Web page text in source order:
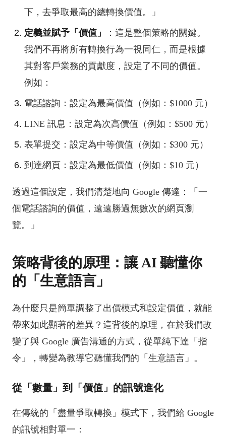
下，去爭取最高的總轉換價值。」
定義並賦予「價值」
：這是整個策略的關鍵。
我們不再將所有轉換行為一視同仁，而是根據
其對客戶業務的貢獻度，設定了不同的價值。
例如：
電話諮詢：設定為最高價值（例如：$1000 元）
LINE 訊息：設定為次高價值（例如：$500 元）
表單提交：設定為中等價值（例如：$300 元）
到達網頁：設定為最低價值（例如：$10 元）
透過這個設定，我們清楚地向 Google 傳達：「一
個電話諮詢的價值，遠遠勝過無數次的網頁瀏
覽。」
策略背後的原理：讓 AI 聽懂你
的「生意語言」
為什麼只是簡單調整了出價模式和設定價值，就能
帶來如此顯著的差異？這背後的原理，在於我們改
變了與 Google 廣告溝通的方式，從單純下達「指
令」，轉變為教導它聽懂我們的「生意語言」。
從「數量」到「價值」的訊號進化
在傳統的「盡量爭取轉換」模式下，我們給 Google
的訊號相對單一：